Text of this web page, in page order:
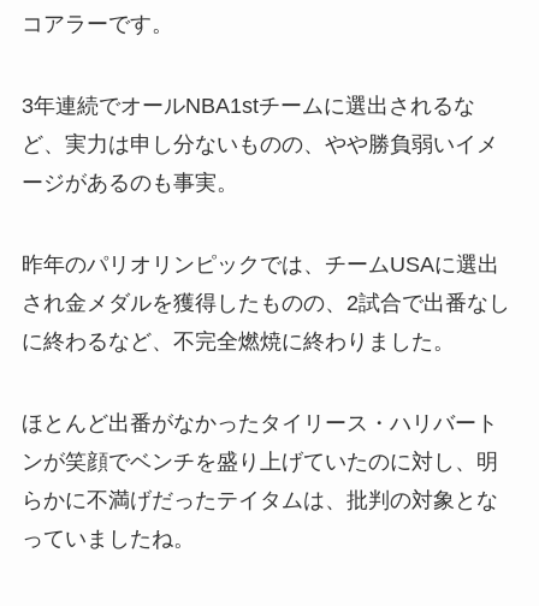
コアラーです。
3年連続でオールNBA1stチームに選出されるな
ど、実力は申し分ないものの、やや勝負弱いイメ
ージがあるのも事実。
昨年のパリオリンピックでは、チームUSAに選出
され金メダルを獲得したものの、2試合で出番なし
に終わるなど、不完全燃焼に終わりました。
ほとんど出番がなかったタイリース・ハリバート
ンが笑顔でベンチを盛り上げていたのに対し、明
らかに不満げだったテイタムは、批判の対象とな
っていましたね。